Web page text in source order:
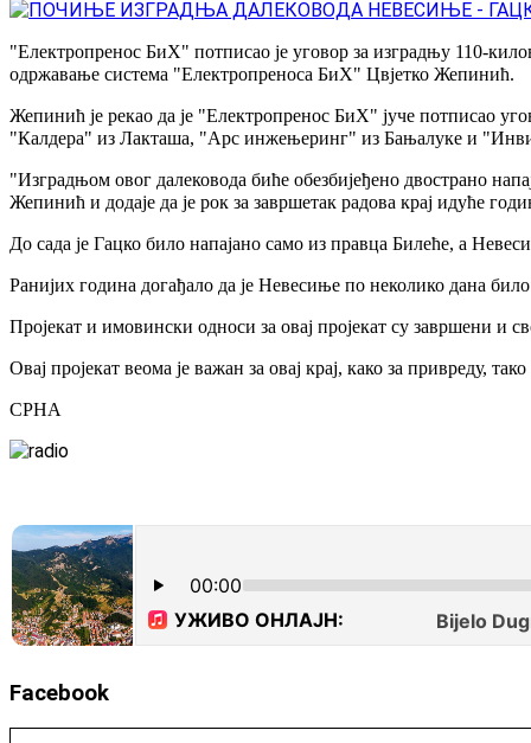
"Електропренос БиХ" потписао је уговор за изградњу 110-
одржавање система "Електропреноса БиХ" Цвјетко Жепинић.
Жепинић је рекао да је "Електропренос БиХ" јуче потписао
"Калдера" из Лакташа, "Арс инжењеринг" из Бањалуке и
"Изградњом овог далековода биће обезбијеђено двострано
Жепинић и додаје да је рок за завршетак радова крај идуће
До сада је Гацко било напајано само из правца Билеће, а
Ранијих година догађало да је Невесиње по неколико дана
Пројекат и имовински односи за овај пројекат су завршени и
Овај пројекат веома је важан за овај крај, како за привреду,
СРНА
Facebook